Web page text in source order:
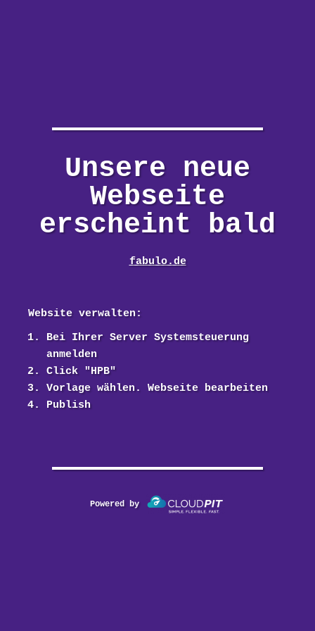
Unsere neue
Webseite
erscheint bald
fabulo.de
Website verwalten:
Bei Ihrer Server Systemsteuerung
anmelden
Click "HPB"
Vorlage wählen. Webseite bearbeiten
Publish
Powered by